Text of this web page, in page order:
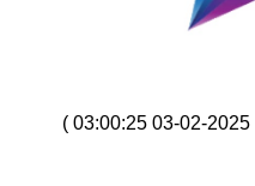
2025-02-03 03:00:25
)